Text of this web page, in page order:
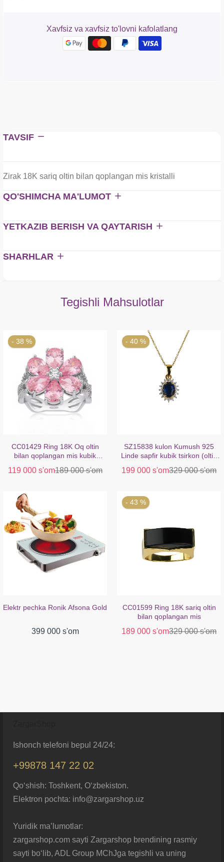
Xavfsiz va xavfsiz to'lovni kafolatlang
TAVSIF
Zirak 18K sariq oltin bilan qoplangan mis kristalli
QO'SHIMCHA MA'LUMOT
YETKAZIB BERISH VA QAYTARISH
SHARHLAR
Tegishli Mahsulotlar
- 38 %
CC01429 Ring 18K Oq oltin
bilan qoplangan mis kubik
119 000 s'om189 000 s'om
Elektr pechka Ronik Afsona Gold
399 000 s'om
- 40 %
SZ15838 kulon Kumush 925
Linde sapfir kubik tsirkon (oltin
199 000 s'om329 000 s'om
- 43 %
CC01599 Ring 18K sariq oltin
bilan qoplangan mis
189 000 s'om329 000 s'om
Ishonch telefoni bepul 24/24:
+99878 147 22 02
Qo‘shish: Toshkent, O‘zbekiston.
Elektron pochta: info@zargarshop.uz
Yuridik ma’lumotlar:
zargarshop.com sayti Zargarshop brendining rasmiy
sayti bo‘lib, ADL Group MChJga tegishli va uning